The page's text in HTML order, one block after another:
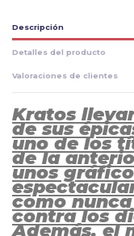
Descripción
Detalles del producto
Valoraciones de clientes
Kratos
de sus
uno de los
de la
unos
como
contra los
Además, el